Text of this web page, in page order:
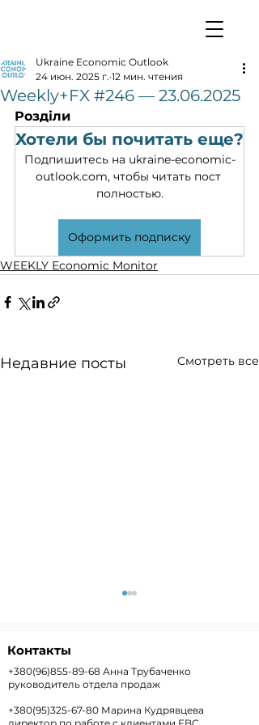
Weekly+FX #246 — 23.06.2025
Ukraine Economic Outlook
24 июн. 2025 г. 12 мин. чтения
Розділи
Хотели бы почитать еще?
Подпишитесь на ukraine-economic-
outlook.com, чтобы читать пост
полностью.
Оформить подписку
WEEKLY Economic Monitor
Недавние посты Смотреть все
Контакты
+380(96)855-89-68 Анна Трубаченко
руководитель отдела продаж
+380(95)325-67-80 Марина Кудрявцева